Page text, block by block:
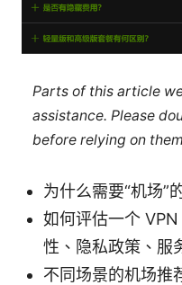
Parts of this article
assistance. Please
before relying on
为什么需要“机场”
如何评估一个
性、隐私政策、服
不同场景的机场推